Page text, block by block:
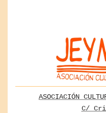
ASOCIACIÓN
C/